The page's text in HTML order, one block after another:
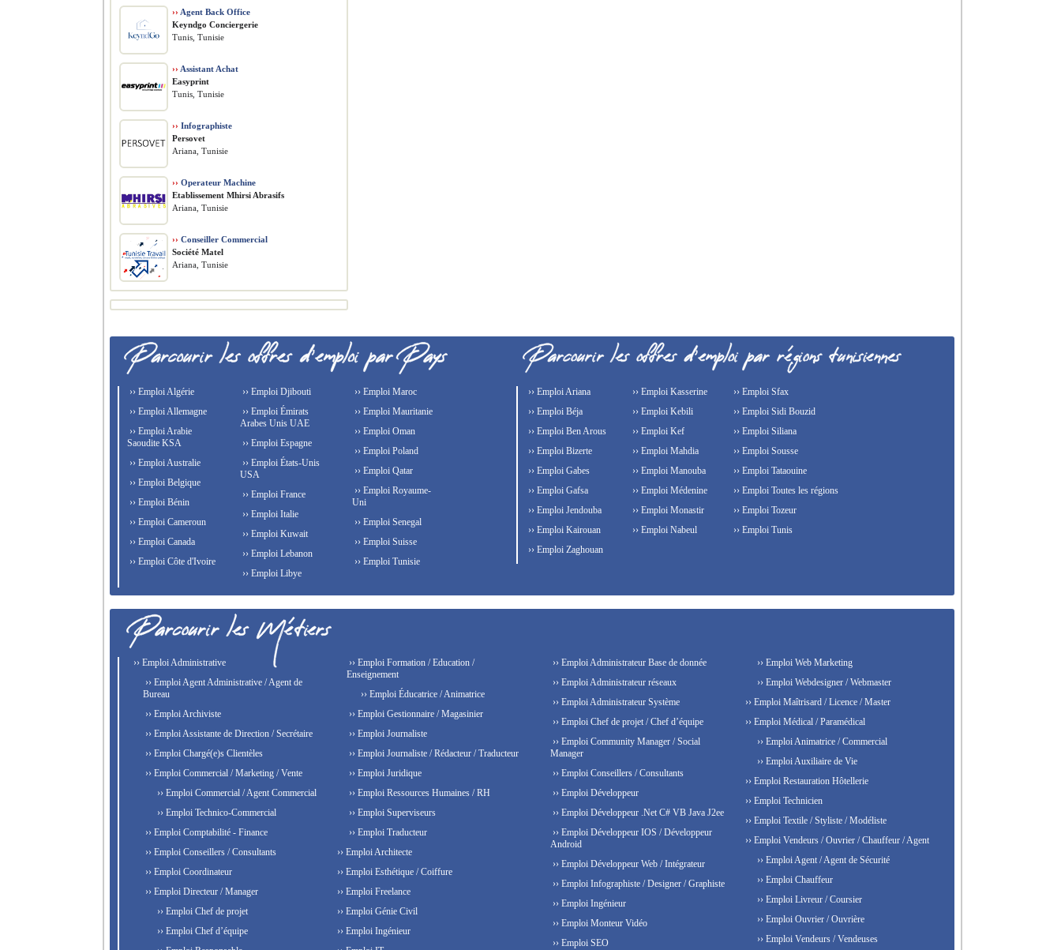
›› Agent Back Office
Keyndgo Conciergerie
Tunis, Tunisie
›› Assistant Achat
Easyprint
Tunis, Tunisie
›› Infographiste
Persovet
Ariana, Tunisie
›› Operateur Machine
Etablissement Mhirsi Abrasifs
Ariana, Tunisie
›› Conseiller Commercial
Société Matel
Ariana, Tunisie
›› Emploi Algérie
›› Emploi Allemagne
›› Emploi Arabie
Saoudite KSA
›› Emploi Australie
›› Emploi Belgique
›› Emploi Bénin
›› Emploi Cameroun
›› Emploi Canada
›› Emploi Côte d'Ivoire
›› Emploi Djibouti
›› Emploi Émirats
Arabes Unis UAE
›› Emploi Espagne
›› Emploi États-Unis
USA
›› Emploi France
›› Emploi Italie
›› Emploi Kuwait
›› Emploi Lebanon
›› Emploi Libye
›› Emploi Maroc
›› Emploi Mauritanie
›› Emploi Oman
›› Emploi Poland
›› Emploi Qatar
›› Emploi Royaume-
Uni
›› Emploi Senegal
›› Emploi Suisse
›› Emploi Tunisie
›› Emploi Ariana
›› Emploi Béja
›› Emploi Ben Arous
›› Emploi Bizerte
›› Emploi Gabes
›› Emploi Gafsa
›› Emploi Jendouba
›› Emploi Kairouan
›› Emploi Kasserine
›› Emploi Kebili
›› Emploi Kef
›› Emploi Mahdia
›› Emploi Manouba
›› Emploi Médenine
›› Emploi Monastir
›› Emploi Nabeul
›› Emploi Sfax
›› Emploi Sidi Bouzid
›› Emploi Siliana
›› Emploi Sousse
›› Emploi Tataouine
›› Emploi Toutes les régions
›› Emploi Tozeur
›› Emploi Tunis
›› Emploi Zaghouan
›› Emploi Administrative
›› Emploi Agent Administrative / Agent de
Bureau
›› Emploi Archiviste
›› Emploi Assistante de Direction / Secrétaire
›› Emploi Chargé(e)s Clientèles
›› Emploi Commercial / Marketing / Vente
›› Emploi Commercial / Agent Commercial
›› Emploi Technico-Commercial
›› Emploi Comptabilité - Finance
›› Emploi Conseillers / Consultants
›› Emploi Coordinateur
›› Emploi Directeur / Manager
›› Emploi Chef de projet
›› Emploi Chef d’équipe
›› Emploi Formation / Education /
Enseignement
›› Emploi Éducatrice / Animatrice
›› Emploi Gestionnaire / Magasinier
›› Emploi Journaliste
›› Emploi Journaliste / Rédacteur / Traducteur
›› Emploi Juridique
›› Emploi Ressources Humaines / RH
›› Emploi Superviseurs
›› Emploi Traducteur
›› Emploi Architecte
›› Emploi Esthétique / Coiffure
›› Emploi Freelance
›› Emploi Génie Civil
›› Emploi Ingénieur
›› Emploi Administrateur Base de donnée
›› Emploi Administrateur réseaux
›› Emploi Administrateur Système
›› Emploi Chef de projet / Chef d’équipe
›› Emploi Community Manager / Social
Manager
›› Emploi Conseillers / Consultants
›› Emploi Développeur
›› Emploi Développeur .Net C# VB Java J2ee
›› Emploi Développeur IOS / Développeur
Android
›› Emploi Développeur Web / Intégrateur
›› Emploi Infographiste / Designer / Graphiste
›› Emploi Ingénieur
›› Emploi Monteur Vidéo
›› Emploi SEO
›› Emploi Web Marketing
›› Emploi Webdesigner / Webmaster
›› Emploi Maîtrisard / Licence / Master
›› Emploi Médical / Paramédical
›› Emploi Animatrice / Commercial
›› Emploi Auxiliaire de Vie
›› Emploi Restauration Hôtellerie
›› Emploi Technicien
›› Emploi Textile / Styliste / Modéliste
›› Emploi Vendeurs / Ouvrier / Chauffeur / Agent
›› Emploi Agent / Agent de Sécurité
›› Emploi Chauffeur
›› Emploi Livreur / Coursier
›› Emploi Ouvrier / Ouvrière
›› Emploi Vendeurs / Vendeuses